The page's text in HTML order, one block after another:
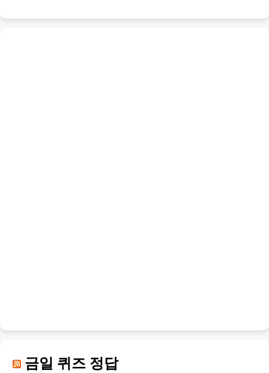
금일 퀴즈 정답